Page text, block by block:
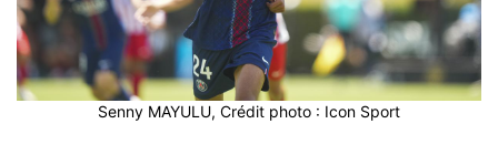
Senny MAYULU, Crédit photo : Icon Sport